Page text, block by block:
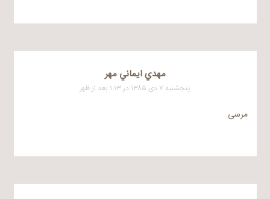
مهدي ايماني مهر
پنجشنبه ۷ دی ۱۳۸۵ در ۱:۱۳ بعد از ظهر
مرسی